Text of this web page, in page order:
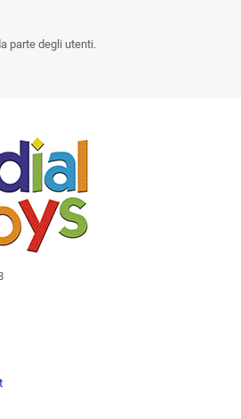
parte degli utenti.